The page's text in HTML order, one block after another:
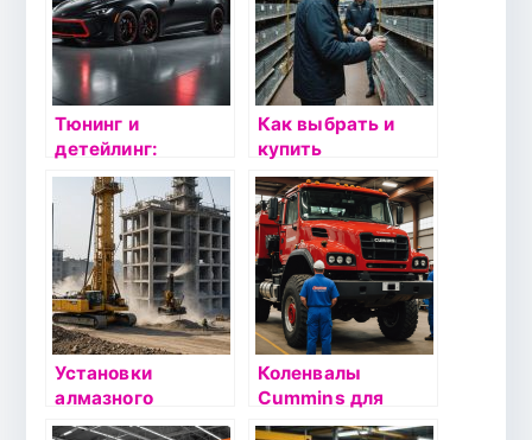
Тюнинг и
детейлинг:
Искусство
преобразования
автомобиля в Pro
Service
Как выбрать и
купить
металлическую
сетку в
Хмельницком:
полезные советы
Установки
алмазного
бурения: что
Коленвалы
Cummins для
спецтехники: